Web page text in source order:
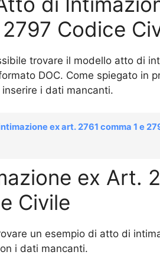
Codice
trovare il modello atto di
DOC. Come spiegato in
i dati mancanti.
ex art. 2761 comma 1 e
ex Art.
Civile
un esempio di atto di
i dati mancanti.